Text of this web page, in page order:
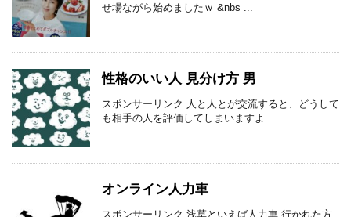
せ場ながら始めましたｗ &nbs ...
性格のいい人 見分け方 男
スポンサーリンク 人と人とが交流すると、どうして
も相手の人を評価してしまいますよ ...
オンライン人力車
スポンサーリンク 浅草といえば人力車 行かれた方